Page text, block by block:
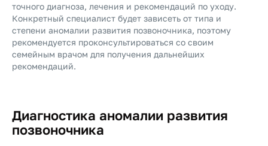
точного диагноза, лечения и рекомендаций по уходу.
Конкретный специалист будет зависеть от типа и
степени аномалии развития позвоночника, поэтому
рекомендуется проконсультироваться со своим
семейным врачом для получения дальнейших
рекомендаций.
Диагностика аномалии развития
позвоночника